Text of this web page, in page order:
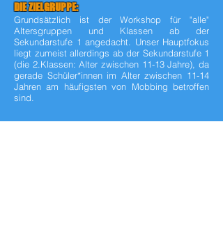
DIE ZIELGRUPPE:
Grundsätzlich ist der Workshop für "alle"
Altersgruppen und Klassen ab der
Sekundarstufe 1 angedacht. Unser Hauptfokus
liegt zumeist allerdings ab der Sekundarstufe 1
(die 2.Klassen: Alter zwischen 11-13 Jahre), da
gerade Schüler*innen im Alter zwischen 11-14
Jahren am häufigsten von Mobbing betroffen
sind.